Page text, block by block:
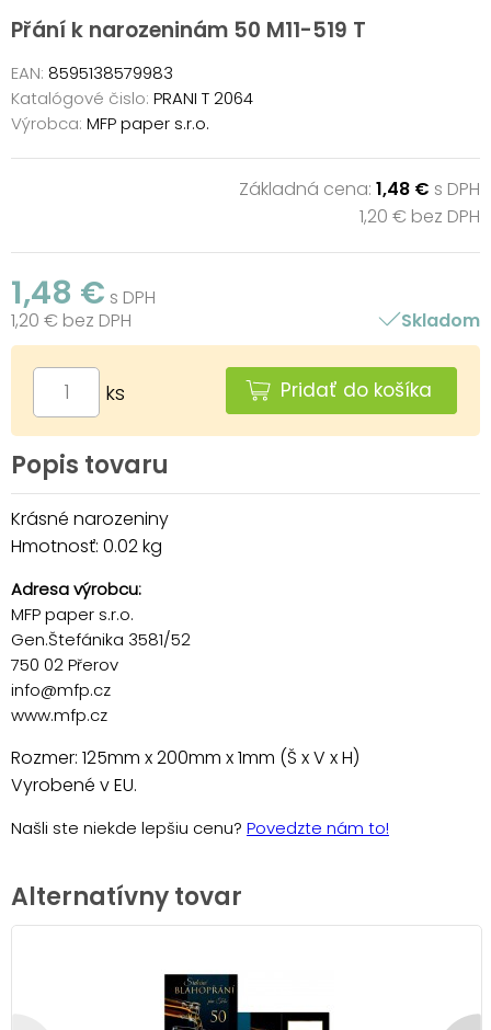
Přání k narozeninám 50 M11-519 T
EAN: 8595138579983
Katalógové čislo: PRANI T 2064
Výrobca: MFP paper s.r.o.
Základná cena: 1,48 € s DPH
1,20 € bez DPH
1,48 € s DPH
1,20 € bez DPH
Skladom
ks Pridať do košíka
Popis tovaru
Krásné narozeniny
Hmotnosť: 0.02 kg
Adresa výrobcu:
MFP paper s.r.o.
Gen.Štefánika 3581/52
750 02 Přerov
info@mfp.cz
www.mfp.cz
Rozmer: 125mm x 200mm x 1mm (Š x V x H)
Vyrobené v EU.
Našli ste niekde lepšiu cenu? Povedzte nám to!
Alternatívny tovar